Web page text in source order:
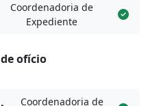
Coordenadoria de
Expediente
ofício
Coordenadoria de